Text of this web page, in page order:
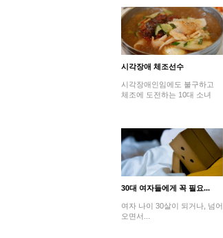
시각장애 체조선수
시각장애인임에도 불구하고
체조에 도전하는 10대 소녀
30대 여자들에게 꼭 필요...
여자 나이 30살이 되거나, 넘어
오면서...